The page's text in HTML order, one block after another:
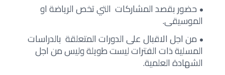
حضور بقصد المشاركات التي تخص الرياضة او
الموسيقى.
من اجل الاقبال على الدورات المتعلقة بالدراسات
المسلية ذات الفترات ليست طويلة وليس من اجل
الشهادة العلمية.